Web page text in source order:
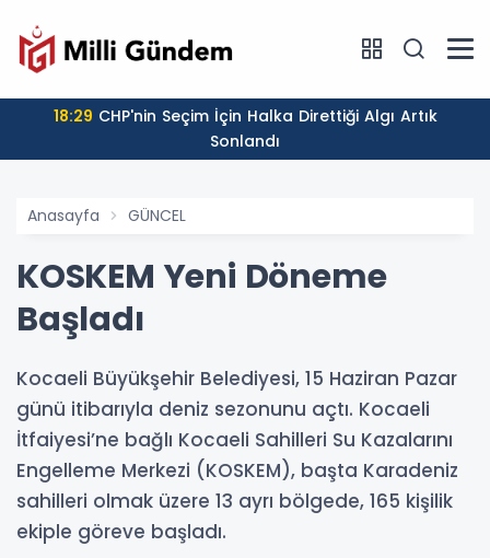
18:29
Sonlandı
Anasayfa GÜNCEL
KOSKEM Yeni Döneme
Başladı
Kocaeli Büyükşehir Belediyesi, 15 Haziran Pazar
günü itibarıyla deniz sezonunu açtı. Kocaeli
İtfaiyesi’ne bağlı Kocaeli Sahilleri Su Kazalarını
Engelleme Merkezi (KOSKEM), başta Karadeniz
sahilleri olmak üzere 13 ayrı bölgede, 165 kişilik
ekiple göreve başladı.